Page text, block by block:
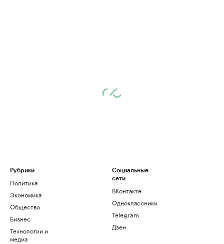
Рубрики
Политика
Экономика
Общество
Бизнес
Технологии и
медиа
Социальные
сети
ВКонтакте
Одноклассники
Telegram
Дзен